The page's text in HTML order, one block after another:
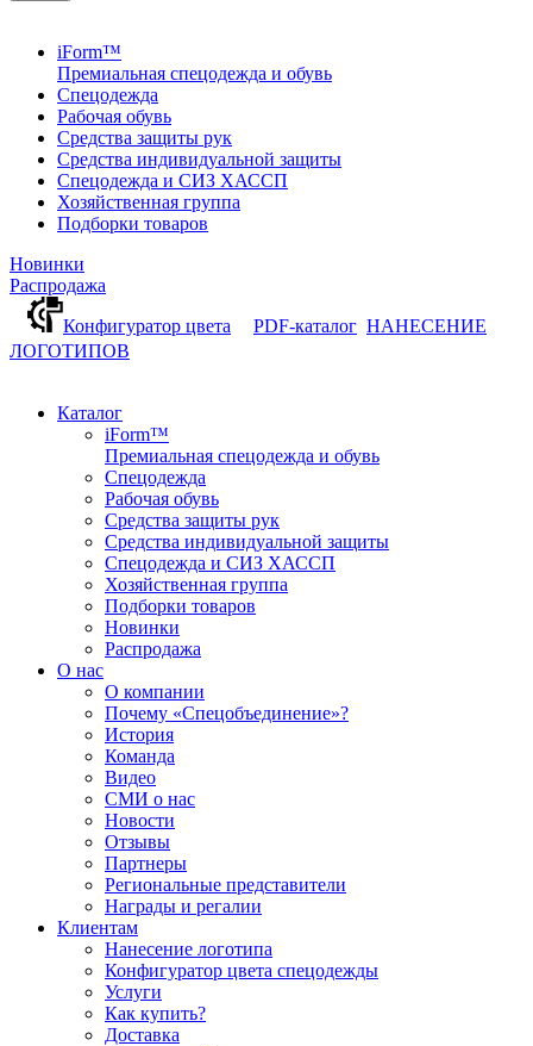
iForm™
Премиальная спецодежда и обувь
Спецодежда
Рабочая обувь
Средства защиты рук
Средства индивидуальной защиты
Спецодежда и СИЗ ХАССП
Хозяйственная группа
Подборки товаров
Новинки
Распродажа
Конфигуратор цвета
PDF-каталог НАНЕСЕНИЕ
ЛОГОТИПОВ
Каталог
iForm™
Премиальная спецодежда и обувь
Спецодежда
Рабочая обувь
Средства защиты рук
Средства индивидуальной защиты
Спецодежда и СИЗ ХАССП
Хозяйственная группа
Подборки товаров
Новинки
Распродажа
О нас
О компании
Почему «Спецобъединение»?
История
Команда
Видео
СМИ о нас
Новости
Отзывы
Партнеры
Региональные представители
Награды и регалии
Клиентам
Нанесение логотипа
Конфигуратор цвета спецодежды
Услуги
Как купить?
Доставка